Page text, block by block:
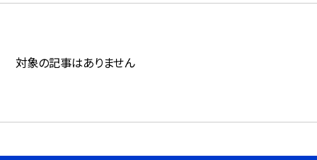
対象の記事はありません